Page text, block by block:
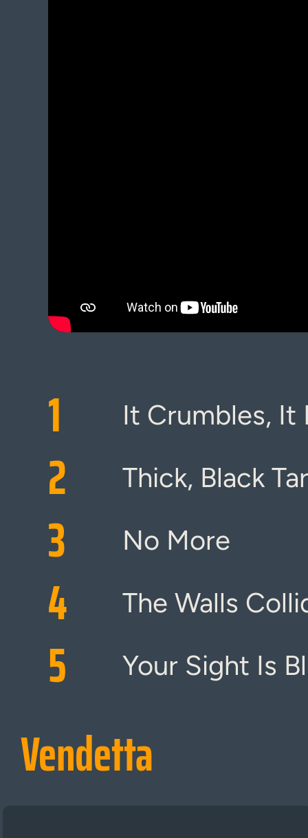
1 It Crumbles, It
2 Thick, Black Tar
3 No More
4 The Walls
5 Your Sight Is
Vendetta